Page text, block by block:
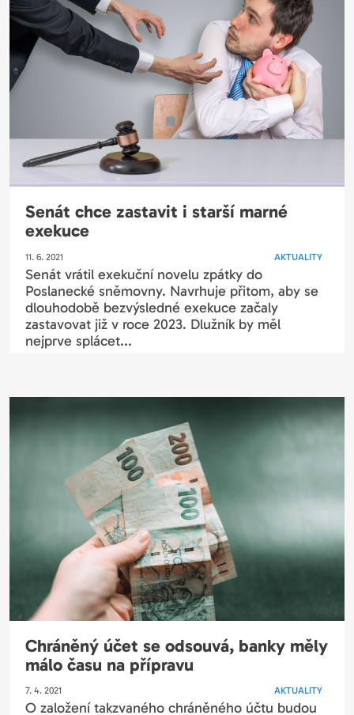
Senát chce zastavit i starší marné
exekuce
11. 6. 2021 AKTUALITY
Senát vrátil exekuční novelu zpátky do
Poslanecké sněmovny. Navrhuje přitom, aby se
dlouhodobě bezvýsledné exekuce začaly
zastavovat již v roce 2023. Dlužník by měl
nejprve splácet...
Chráněný účet se odsouvá, banky měly
málo času na přípravu
7. 4. 2021 AKTUALITY
O založení takzvaného chráněného účtu budou